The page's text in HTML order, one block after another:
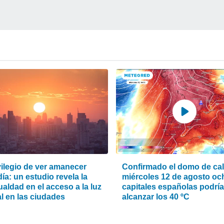
de ver amanecer
un estudio revela la
en el acceso a la luz
en las ciudades
Confirmado el domo de
miércoles 12 de agosto
capitales españolas
alcanzar los 40 ºC